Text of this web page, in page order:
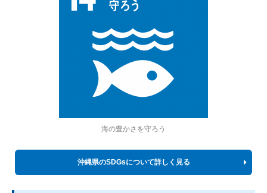
海の豊かさを守ろう
沖縄県のSDGsについて詳しく見る